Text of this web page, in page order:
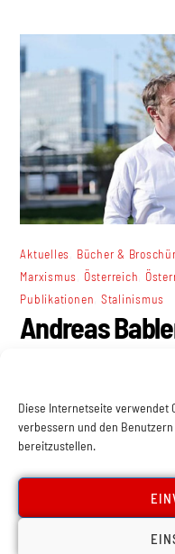
Diese Internetseite verwendet
verbessern und den
bereitzustellen.
Aktuelles Bücher &
Marxismus
Österreich
Publikationen Stalinismus
Andreas